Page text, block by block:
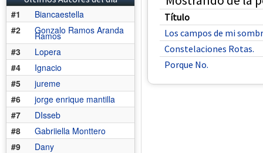
#1
Biancaestella
#2
Gonzalo Ramos Aranda
Ramos
#3
Lopera
#4
Ignacio
#5
jureme
#6
jorge enrique mantilla
#7
DIsseb
#8
Gabriiella Monttero
#9
Dany
Título
Los campos de mi
Constelaciones Rotas.
Porque No.